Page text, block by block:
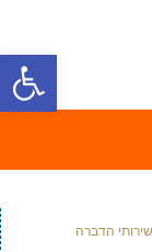
פתח
הדברה